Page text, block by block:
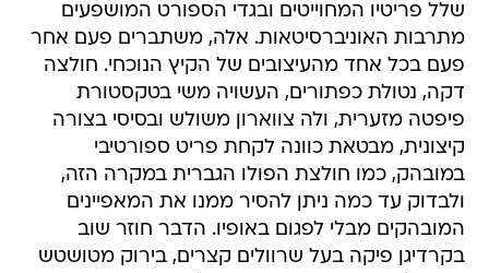
שלל פריטיו המחוייטים ובגדי הספורט המושפעים
מתרבות האוניברסיטאות. אלה, משתברים פעם אחר
פעם בכל אחד מהעיצובים של הקיץ הנוכחי. חולצה
דקה, נטולת כפתורים, העשויה משי בטקסטורת
פיפטה מזערית, ולה צווארון משולש ובסיסי בצורה
קיצונית, מבטאת כוונה לקחת פריט ספורטיבי
במובהק, כמו חולצת הפולו הגברית במקרה הזה,
ולבדוק עד כמה ניתן להסיר ממנו את המאפיינים
המובהקים מבלי לפגום באופיו. הדבר חוזר שוב
בקרדיגן פיקה בעל שרוולים קצרים, בירוק מטושטש